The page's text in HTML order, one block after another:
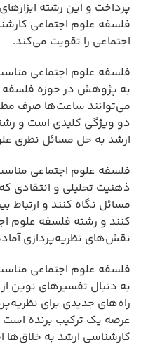
پرداخت و این رشته
فلسفه علوم اجتماعی
اجتماعی را تقویت می‌کند.
فلسفه علوم اجتماعی
به پژوهش در حوزه فلسفه
می‌توانند ساعت‌ها صرف
دو ویژگی کلیدی است و
ارشد به حل مسائل نظری
فلسفه علوم اجتماعی
ذهنیت تحلیلی و انتقادی
مسائل نگاه کنند و ارتباط
کنند و رشته فلسفه علوم
نقش‌های نظریه‌پردازی
فلسفه علوم اجتماعی
به دنبال تفسیرهای نوین
راه‌های جدیدی برای
عرصه یک ترکیب برنده
کارشناسی ارشد به خلاق‌ها